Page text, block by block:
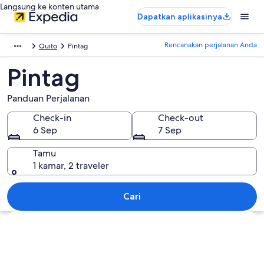
Langsung ke konten utama
Dapatkan aplikasinya
Quito Pintag Rencanakan perjalanan Anda
Pintag
Panduan Perjalanan
Check-in
6 Sep
Check-out
7 Sep
Tamu
1 kamar, 2 traveler
Cari
Jelajahi peta